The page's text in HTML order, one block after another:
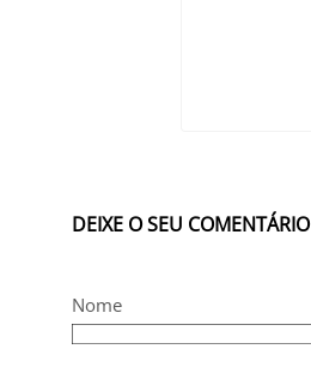
DEIXE O SEU COMENTÁRIO
Nome